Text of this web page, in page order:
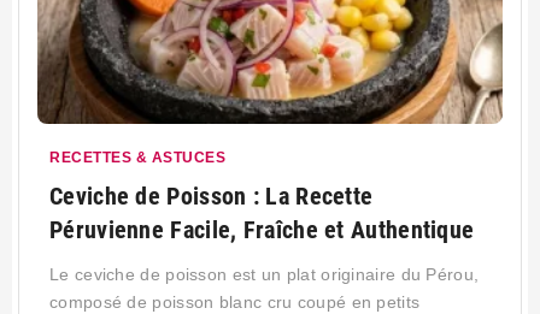
RECETTES & ASTUCES
Ceviche de Poisson : La Recette
Péruvienne Facile, Fraîche et Authentique
Le ceviche de poisson est un plat originaire du Pérou,
composé de poisson blanc cru coupé en petits